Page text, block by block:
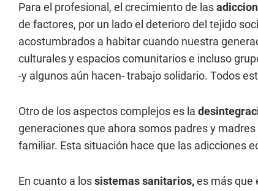
Para el profesional, el crecimiento de las
de factores, por un lado el deterioro del tejido
acostumbrados a habitar cuando nuestra
culturales y espacios comunitarios e incluso
-y algunos aún hacen- trabajo solidario. Todos
Otro de los aspectos complejos es la
generaciones que ahora somos padres y madres
familiar. Esta situación hace que las adicciones
En cuanto a lossistemas sanitarios,es más que